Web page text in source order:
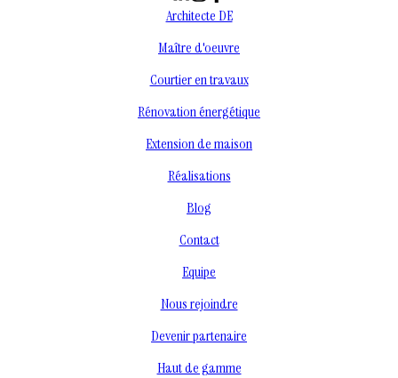
Architecte DE
Maître d'oeuvre
Courtier en travaux
Rénovation énergétique
Extension de maison
Réalisations
Blog
Contact
Equipe
Nous rejoindre
Devenir partenaire
Haut de gamme